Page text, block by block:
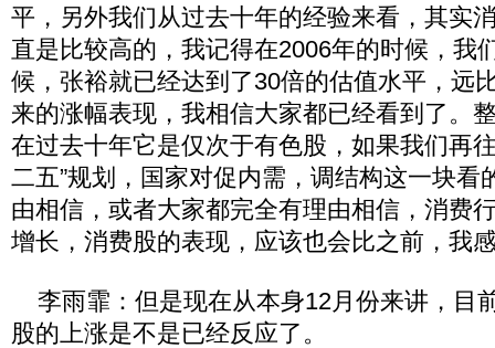
平，另外我们从过去十年的经验来看，其实
直是比较高的，我记得在2006年的时候，我
候，张裕就已经达到了30倍的估值水平，远
来的涨幅表现，我相信大家都已经看到了。
在过去十年它是仅次于有色股，如果我们再
二五”规划，国家对促内需，调结构这一块看
由相信，或者大家都完全有理由相信，消费
增长，消费股的表现，应该也会比之前，我
李雨霏：但是现在从本身12月份来讲，目
股的上涨是不是已经反应了。